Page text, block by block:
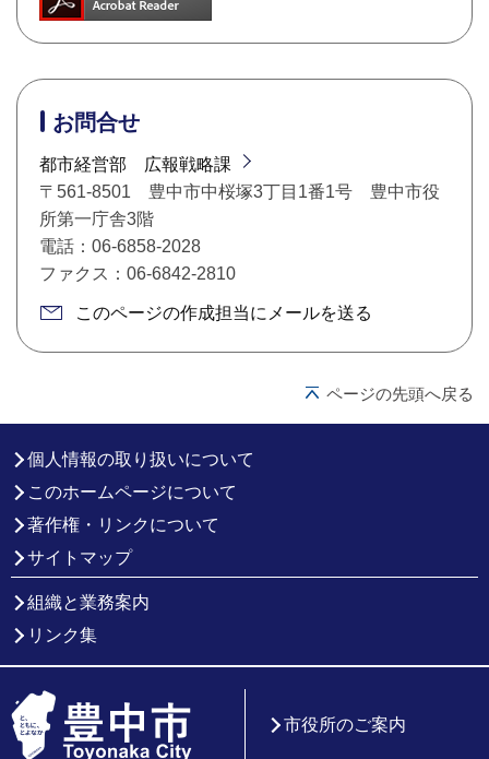
お問合せ
都市経営部 広報戦略課
〒561-8501 豊中市中桜塚3丁目1番1号 豊中市役
所第一庁舎3階
電話：06-6858-2028
ファクス：06-6842-2810
このページの作成担当にメールを送る
ページの先頭へ戻る
個人情報の取り扱いについて
このホームページについて
著作権・リンクについて
サイトマップ
組織と業務案内
リンク集
市役所のご案内